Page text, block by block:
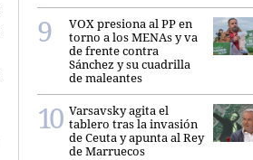
VOX presiona al PP en
torno a los MENAs y va
de frente contra
Sánchez y su cuadrilla
de maleantes
Varsavsky agita el
tablero tras la invasión
de Ceuta y apunta al Rey
de Marruecos